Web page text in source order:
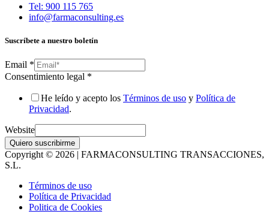
Tel: 900 115 765
info@farmaconsulting.es
Suscríbete a nuestro boletín
Email *
Consentimiento legal *
He leído y acepto los Términos de uso y Política de
Privacidad.
Website
Quiero suscribirme
Copyright © 2026 | FARMACONSULTING TRANSACCIONES,
S.L.
Términos de uso
Política de Privacidad
Politica de Cookies